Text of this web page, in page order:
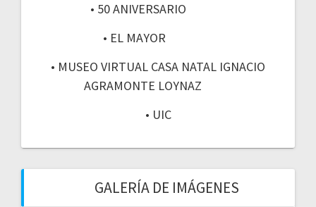
• 50 ANIVERSARIO
• EL MAYOR
• MUSEO VIRTUAL CASA NATAL IGNACIO
AGRAMONTE LOYNAZ
• UIC
GALERÍA DE IMÁGENES